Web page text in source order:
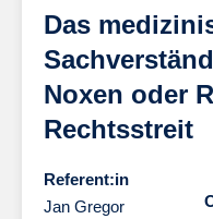
Das
Noxen oder
Rechtsstreit
Referent:in
Jan Gregor